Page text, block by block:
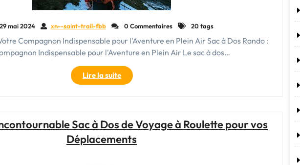
29 mai 2024 xn--saint-trail-fbb 0 Commentaires 20 tags
Compagnon Indispensable pour l'Aventure en Plein Air Sac à Dos Rando :
Indispensable pour l'Aventure en Plein Air Le sac à dos…
Lire la suite"Choisir
le
Sac
Rando
Parfait
Sac à Dos de Voyage à Roulette pour vos
Déplacements